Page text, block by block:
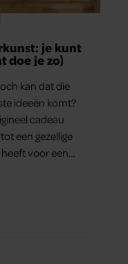
je kunt
doe je zo)
kan dat die
ideeën komt?
cadeau
een gezellige
voor een